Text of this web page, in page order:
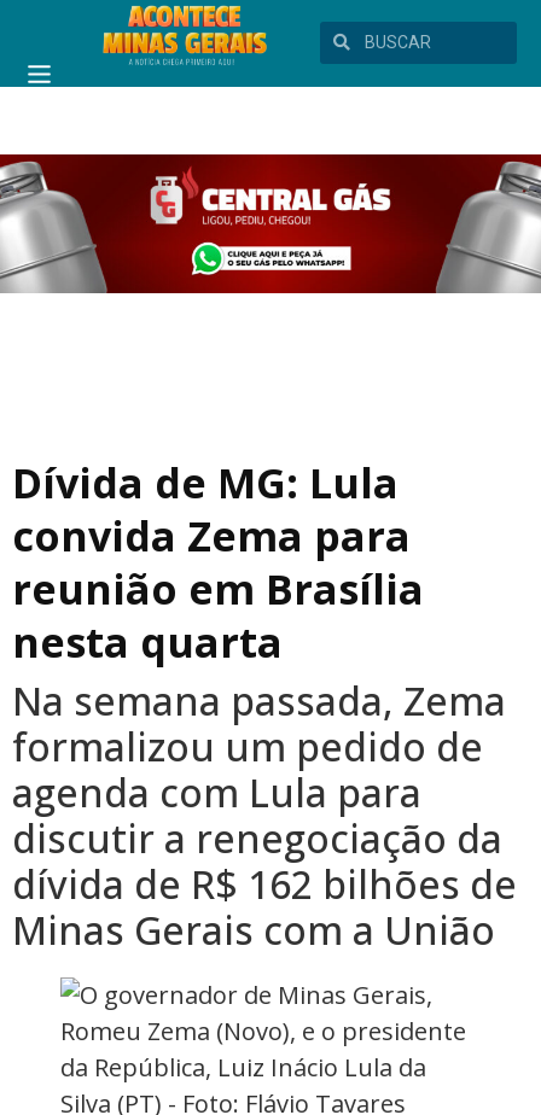
Dívida de MG: Lula
convida Zema para
reunião em Brasília
nesta quarta
Na semana passada, Zema
formalizou um pedido de
agenda com Lula para
discutir a renegociação da
dívida de R$ 162 bilhões de
Minas Gerais com a União